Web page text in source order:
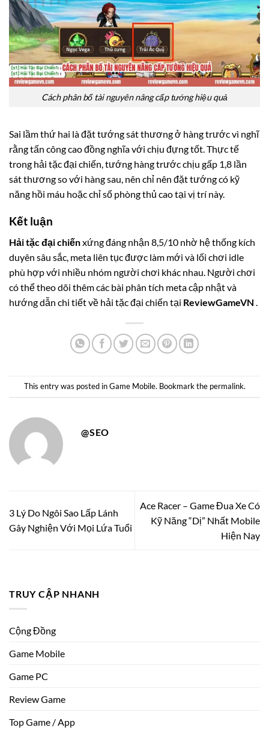
Cách phân bổ tài nguyên nâng cấp tướng hiệu quả
Sai lầm thứ hai là đặt tướng sát thương ở hàng trước vì nghĩ
rằng tấn công cao đồng nghĩa với chịu đựng tốt. Thực tế
trong hải tặc đại chiến, tướng hàng trước chịu gấp 1,8 lần
sát thương so với hàng sau, nên chỉ nên đặt tướng có kỹ
năng hồi máu hoặc chỉ số phòng thủ cao tại vị trí này.
Kết luận
Hải tặc đại chiếnxứng đáng nhận 8,5/10 nhờ hệ thống kích
duyên sâu sắc, meta liên tục được làm mới và lối chơi idle
phù hợp với nhiều nhóm người chơi khác nhau. Người chơi
có thể theo dõi thêm các bài phân tích meta cập nhật và
hướng dẫn chi tiết về hải tặc đại chiến tại ReviewGameVN
This entry was posted inGame Mobile. Bookmark the permalink.
@SEO
3 Lý Do Ngôi Sao Lấp Lánh
Gây Nghiện Với Mọi Lứa Tuổi
Ace Racer – Game Đua Xe Có
Kỹ Năng “Dị” Nhất Mobile
Hiện Nay
TRUY CẬP NHANH
Cộng Đồng
Game Mobile
Game PC
Review Game
Top Game / App